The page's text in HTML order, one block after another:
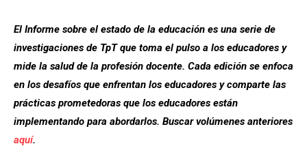
El Informe sobre el estado de la educación es una serie de
investigaciones de TpT ​​que toma el pulso a los educadores y
mide la salud de la profesión docente. Cada edición se enfoca
en los desafíos que enfrentan los educadores y comparte las
prácticas prometedoras que los educadores están
implementando para abordarlos. Buscar volúmenes anteriores
aquí.